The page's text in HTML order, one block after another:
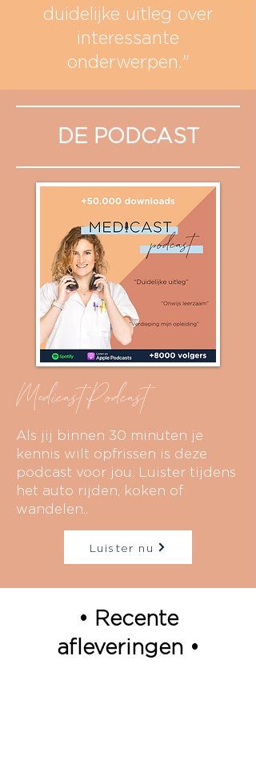
duidelijke uitleg over
interessante
onderwerpen."
DE PODCAST
Medicast Podcast
Als jij binnen 30 minuten je
kennis wilt opfrissen is deze
podcast voor jou. Luister tijdens
het auto rijden, koken of
wandelen..
Luister nu
• Recente
afleveringen •